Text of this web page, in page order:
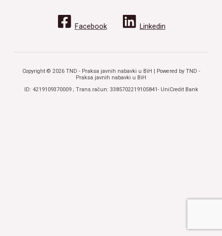
Facebook Linkedin
Copyright © 2026 TND - Praksa javnih nabavki u BiH | Powered by TND -
Praksa javnih nabavki u BiH
ID: 4219109370009 ; Trans.račun: 3385702219105841- UniCredit Bank